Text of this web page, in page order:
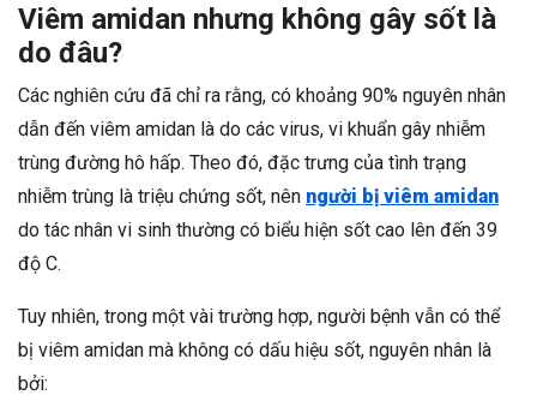
Viêm amidan nhưng không gây sốt là
do đâu?
Các nghiên cứu đã chỉ ra rằng, có khoảng 90% nguyên nhân
dẫn đến viêm amidan là do các virus, vi khuẩn gây nhiễm
trùng đường hô hấp. Theo đó, đặc trưng của tình trạng
nhiễm trùng là triệu chứng sốt, nên người bị viêm amidan
do tác nhân vi sinh thường có biểu hiện sốt cao lên đến 39
độ C.
Tuy nhiên, trong một vài trường hợp, người bệnh vẫn có thể
bị viêm amidan mà không có dấu hiệu sốt, nguyên nhân là
bởi: